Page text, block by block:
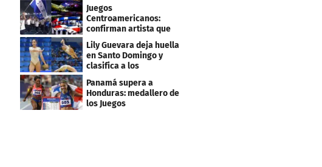
Juegos
Centroamericanos:
confirman artista que
cantará en la ceremonia
de clausura
Lily Guevara deja huella
en Santo Domingo y
clasifica a los
Panamericanos de Lima
2027
Panamá supera a
Honduras: medallero de
los Juegos